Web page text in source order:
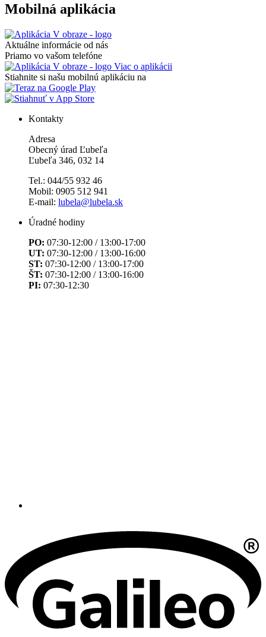
Mobilná aplikácia
Aktuálne informácie od nás
Priamo vo vašom telefóne
Viac o aplikácii
Stiahnite si našu mobilnú aplikáciu na
Kontakty
Adresa
Obecný úrad Ľubeľa
Ľubeľa 346, 032 14
Tel.: 044/55 932 46
Mobil: 0905 512 941
E-mail: lubela@lubela.sk
Úradné hodiny
PO: 07:30-12:00 / 13:00-17:00
UT: 07:30-12:00 / 13:00-16:00
ST: 07:30-12:00 / 13:00-17:00
ŠT: 07:30-12:00 / 13:00-16:00
PI: 07:30-12:30